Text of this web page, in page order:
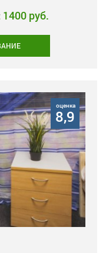
1400 руб.
оценка
8,9